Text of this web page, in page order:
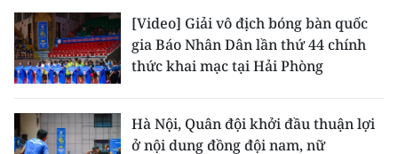
[Video] Giải vô địch bóng bàn quốc
gia Báo Nhân Dân lần thứ 44 chính
thức khai mạc tại Hải Phòng
Hà Nội, Quân đội khởi đầu thuận lợi
ở nội dung đồng đội nam, nữ